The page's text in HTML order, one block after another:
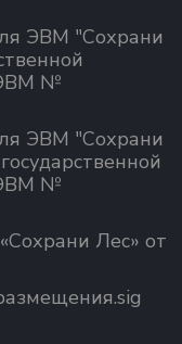
ЭВМ "Сохрани
ЭВМ №
ЭВМ "Сохрани
ЭВМ №
Лес» от